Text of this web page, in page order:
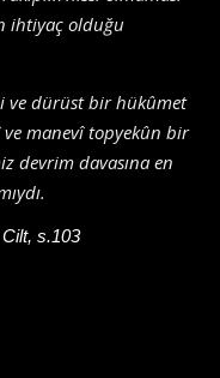
ihtiyaç olduğu
ve dürüst bir hükûmet
ve manevî topyekûn bir
devrim davasına en
s.103